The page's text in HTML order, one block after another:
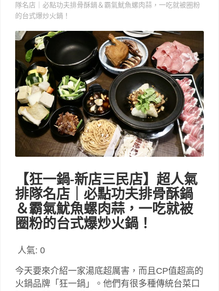
隊名店｜必點功夫排骨酥鍋＆霸氣魷魚螺肉蒜，一吃就被圈粉
的台式爆炒火鍋！
【狂一鍋-新店三民店】超人氣
排隊名店｜必點功夫排骨酥鍋
＆霸氣魷魚螺肉蒜，一吃就被
圈粉的台式爆炒火鍋！
人氣: 0
今天要來介紹一家湯底超厲害，而且CP值超高的
火鍋品牌「狂一鍋」。他們有很多種傳統台菜口